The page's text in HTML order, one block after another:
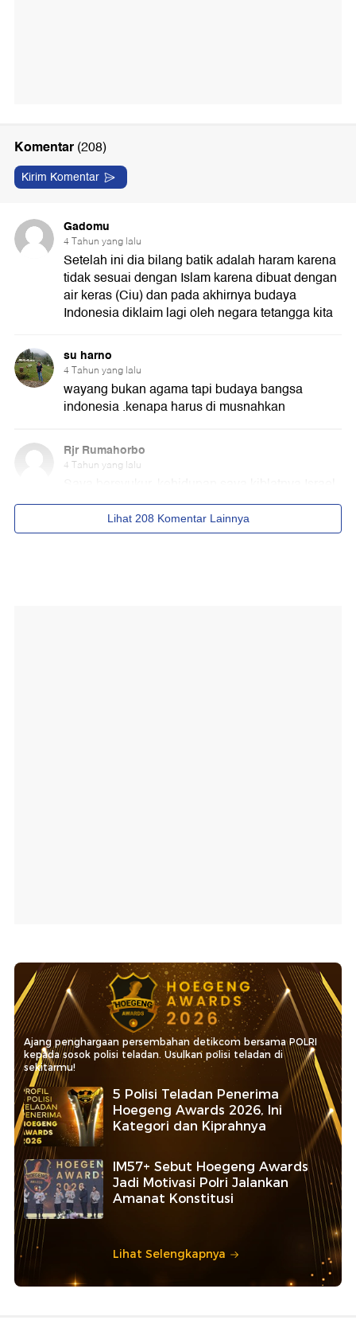
Ajang penghargaan persembahan detikcom bersama POLRI
kepada sosok polisi teladan. Usulkan polisi teladan di
sekitarmu!
5 Polisi Teladan Penerima
Hoegeng Awards 2026, Ini
Kategori dan Kiprahnya
IM57+ Sebut Hoegeng Awards
Jadi Motivasi Polri Jalankan
Amanat Konstitusi
Lihat Selengkapnya